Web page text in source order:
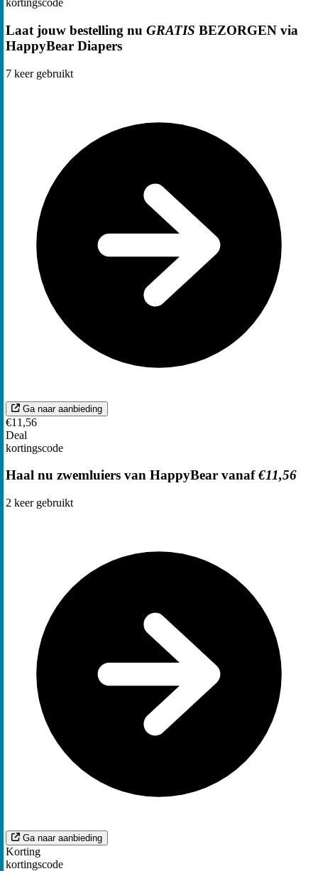
kortingscode
Laat jouw bestelling nu GRATIS BEZORGEN via
HappyBear Diapers
7 keer gebruikt
Ga naar aanbieding
€11,56
Deal
kortingscode
Haal nu zwemluiers van HappyBear vanaf€11,56
2 keer gebruikt
Ga naar aanbieding
Korting
kortingscode